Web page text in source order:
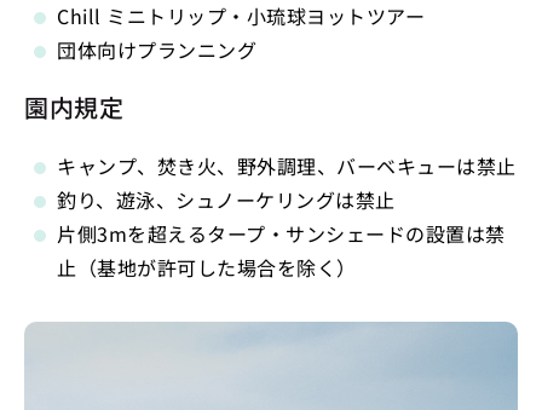
Chill ミニトリップ・小琉球ヨットツアー
団体向けプランニング
園内規定
キャンプ、焚き火、野外調理、バーベキューは禁止
釣り、遊泳、シュノーケリングは禁止
片側3mを超えるタープ・サンシェードの設置は禁
止（基地が許可した場合を除く）